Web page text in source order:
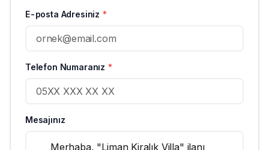
E-posta Adresiniz *
Telefon Numaranız *
Mesajınız